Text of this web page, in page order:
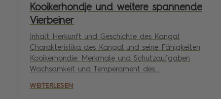
Kooikerhondje und weitere spannende
Vierbeiner
Inhalt Herkunft und Geschichte des Kangal
Charakteristika des Kangal und seine Fähigkeiten
Kooikerhondje: Merkmale und Schutzaufgaben
Wachsamkeit und Temperament des...
WEITERLESEN